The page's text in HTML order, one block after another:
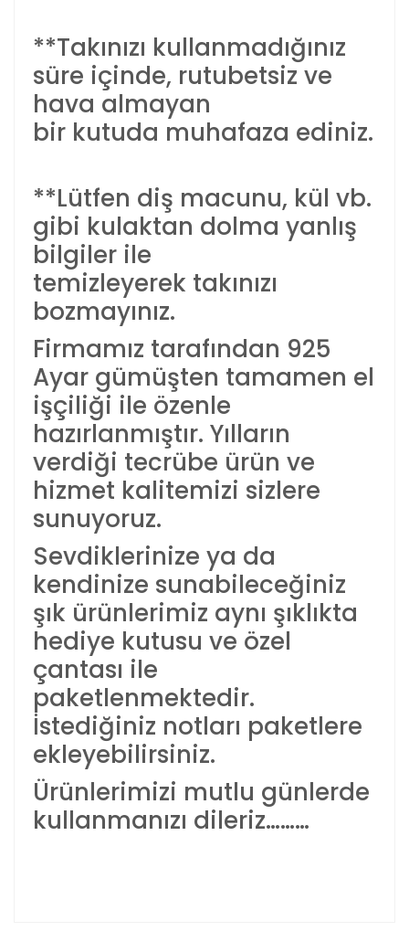
**Takınızı kullanmadığınız
süre içinde, rutubetsiz ve
hava almayan
bir kutuda muhafaza ediniz.
**Lütfen diş macunu, kül vb.
gibi kulaktan dolma yanlış
bilgiler ile
temizleyerek takınızı
bozmayınız.
Firmamız tarafından 925
Ayar gümüşten tamamen el
işçiliği ile özenle
hazırlanmıştır. Yılların
verdiği tecrübe ürün ve
hizmet kalitemizi sizlere
sunuyoruz.
Sevdiklerinize ya da
kendinize sunabileceğiniz
şık ürünlerimiz aynı şıklıkta
hediye kutusu ve özel
çantası ile
paketlenmektedir.
İstediğiniz notları paketlere
ekleyebilirsiniz.
Ürünlerimizi mutlu günlerde
kullanmanızı dileriz………